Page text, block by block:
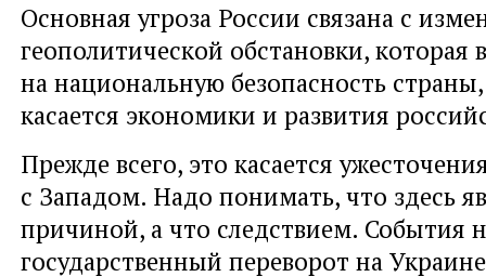
Основная угроза России связана с
геополитической обстановки, которая
на национальную безопасность
касается экономики и развития
Прежде всего, это касается
с Западом. Надо понимать, что здесь
причиной, а что следствием. События
государственный переворот на